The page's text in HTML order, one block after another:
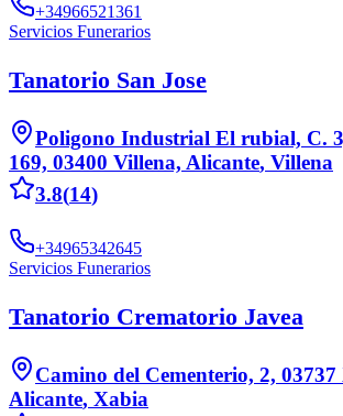
+34966521361
Servicios Funerarios
Tanatorio San Jose
Poligono Industrial El rubial, C.
169, 03400 Villena, Alicante, Villena
3.8(14)
+34965342645
Servicios Funerarios
Tanatorio Crematorio Javea
Camino del Cementerio, 2,
Alicante, Xabia